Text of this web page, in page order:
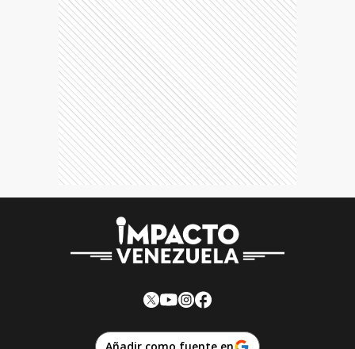
Añadir como fuente en